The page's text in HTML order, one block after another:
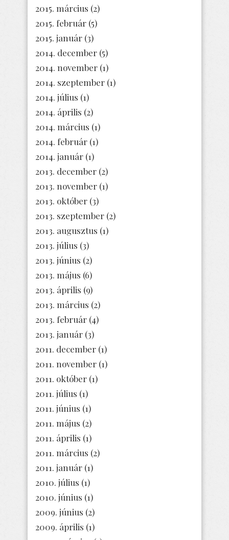
2015. március (2)
2015. február (5)
2015. január (3)
2014. december (5)
2014. november (1)
2014. szeptember (1)
2014. július (1)
2014. április (2)
2014. március (1)
2014. február (1)
2014. január (1)
2013. december (2)
2013. november (1)
2013. október (3)
2013. szeptember (2)
2013. augusztus (1)
2013. július (3)
2013. június (2)
2013. május (6)
2013. április (9)
2013. március (2)
2013. február (4)
2013. január (3)
2011. december (1)
2011. november (1)
2011. október (1)
2011. július (1)
2011. június (1)
2011. május (2)
2011. április (1)
2011. március (2)
2011. január (1)
2010. július (1)
2010. június (1)
2009. június (2)
2009. április (1)